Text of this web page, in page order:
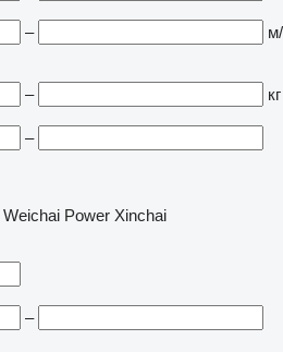
–
м/
–
кг
–
Weichai Power Xinchai
–